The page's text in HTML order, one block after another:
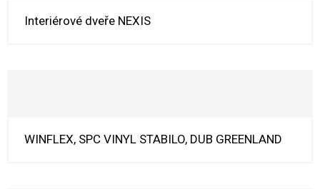
Interiérové dveře NEXIS
WINFLEX, SPC VINYL STABILO, DUB GREENLAND